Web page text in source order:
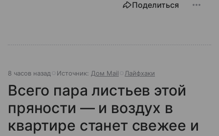
Поделиться
8 часов назад Источник: Дом Mail Лайфхаки
Всего пара листьев этой
пряности — и воздух в
квартире станет свежее и